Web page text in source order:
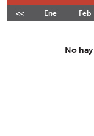
<< Ene Feb
No